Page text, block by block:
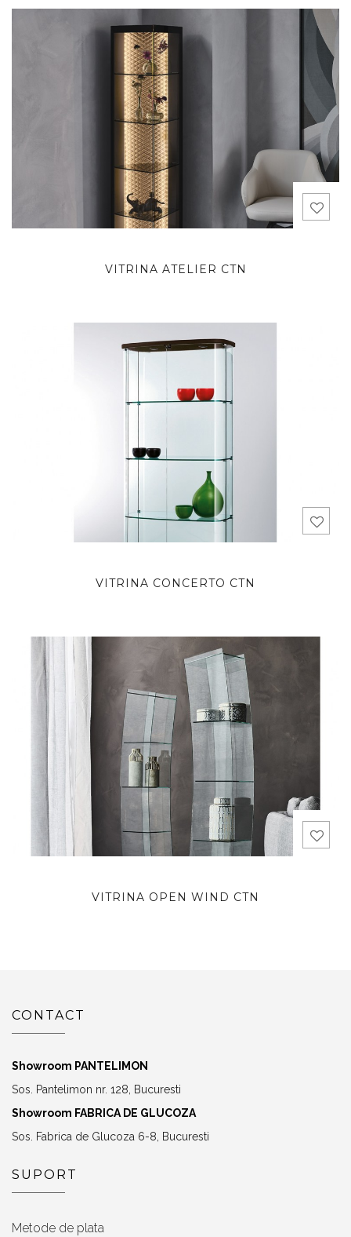
VITRINA ATELIER CTN
VITRINA CONCERTO CTN
VITRINA OPEN WIND CTN
CONTACT
Showroom PANTELIMON
Sos. Pantelimon nr. 128, Bucuresti
Showroom FABRICA DE GLUCOZA
Sos. Fabrica de Glucoza 6-8, Bucuresti
SUPORT
Metode de plata